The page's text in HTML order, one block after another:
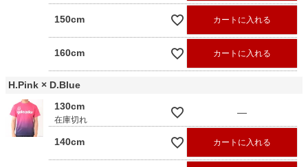
150cm カートに入れる
160cm カートに入れる
H.Pink × D.Blue
130cm
在庫切れ
—
140cm カートに入れる